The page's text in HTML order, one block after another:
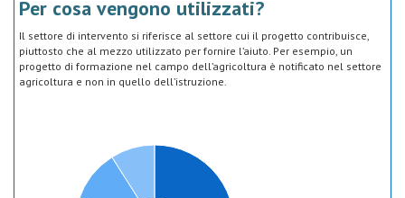
Per cosa vengono utilizzati?
Il settore di intervento si riferisce al settore cui il progetto contribuisce,
piuttosto che al mezzo utilizzato per fornire l’aiuto. Per esempio, un
progetto di formazione nel campo dell’agricoltura è notificato nel settore
agricoltura e non in quello dell’istruzione.